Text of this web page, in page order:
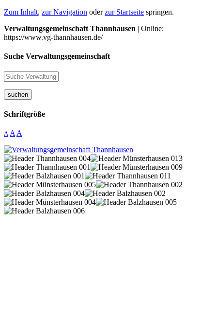
Zum Inhalt, zur Navigation oderzur Startseite springen.
Verwaltungsgemeinschaft Thannhausen | Online:
https://www.vg-thannhausen.de/
Suche Verwaltungsgemeinschaft
suchen
Schriftgröße
A A A